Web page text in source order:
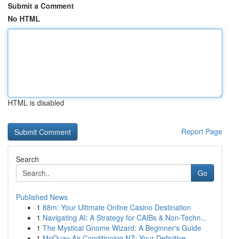
Submit a Comment
No HTML
HTML is disabled
Report Page
Search
Go
Published News
1 88m: Your Ultimate Online Casino Destination
1 Navigating AI: A Strategy for CAIBs & Non-Techn...
1 The Mystical Gnome Wizard: A Beginner's Guide